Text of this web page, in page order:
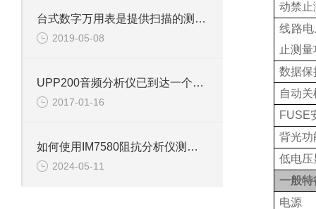
台式数字万用表是提供扫描的测量工具
2019-05-08
UPP200音频分析仪已到达一个新的高度
2017-01-16
如何使用IM7580阻抗分析仪测量电容？
2024-05-11
动禁止
线路
止测
数据保
自动
FUSE
背光功
低电压
一般特
电源